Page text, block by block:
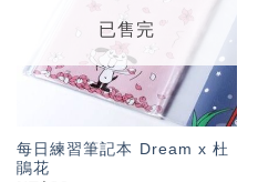
已售完
每日練習筆記本 Dream x 杜
鵑花